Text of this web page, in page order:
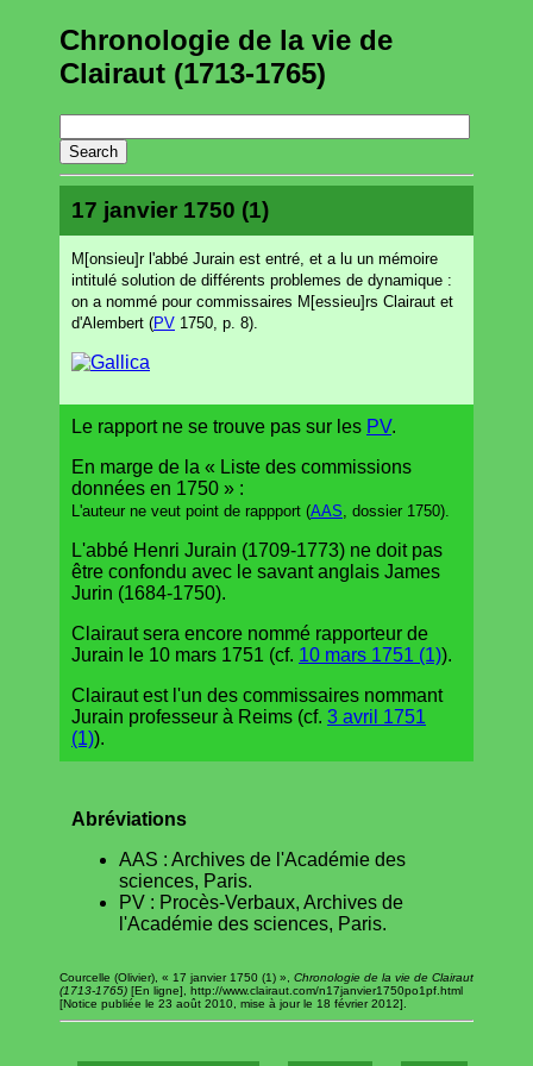
Chronologie de la vie de
Clairaut (1713-1765)
17 janvier 1750 (1)
M[onsieu]r l'abbé Jurain est entré, et a lu un mémoire
intitulé solution de différents problemes de dynamique :
on a nommé pour commissaires M[essieu]rs Clairaut et
d'Alembert (PV 1750, p. 8).
Le rapport ne se trouve pas sur les PV.
En marge de la « Liste des commissions
données en 1750 » :
L'auteur ne veut point de rappport (AAS , dossier 1750).
L'abbé Henri Jurain (1709-1773) ne doit pas
être confondu avec le savant anglais James
Jurin (1684-1750).
Clairaut sera encore nommé rapporteur de
Jurain le 10 mars 1751 (cf. 10 mars 1751 (1)).
Clairaut est l'un des commissaires nommant
Jurain professeur à Reims (cf. 3 avril 1751
(1)).
Abréviations
AAS : Archives de l'Académie des
sciences, Paris.
PV : Procès-Verbaux, Archives de
l'Académie des sciences, Paris.
Courcelle (Olivier), « 17 janvier 1750 (1) », Chronologie de la vie de Clairaut
(1713-1765) [En ligne], http://www.clairaut.com/n17janvier1750po1pf.html
[Notice publiée le 23 août 2010, mise à jour le 18 février 2012].